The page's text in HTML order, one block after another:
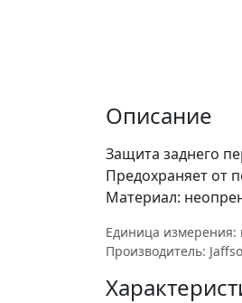
Описание
Защита заднего
Предохраняет от
Материал:
Единица измерения:
Производитель: